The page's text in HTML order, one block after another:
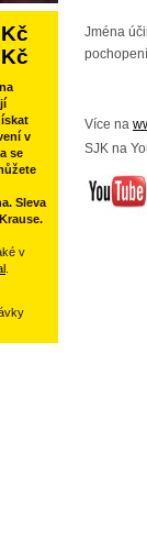
Jména
Více na
SJK na
v
se
Sleva
v